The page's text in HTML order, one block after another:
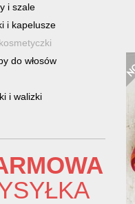
i szale
i kapelusze
do włosów
i walizki